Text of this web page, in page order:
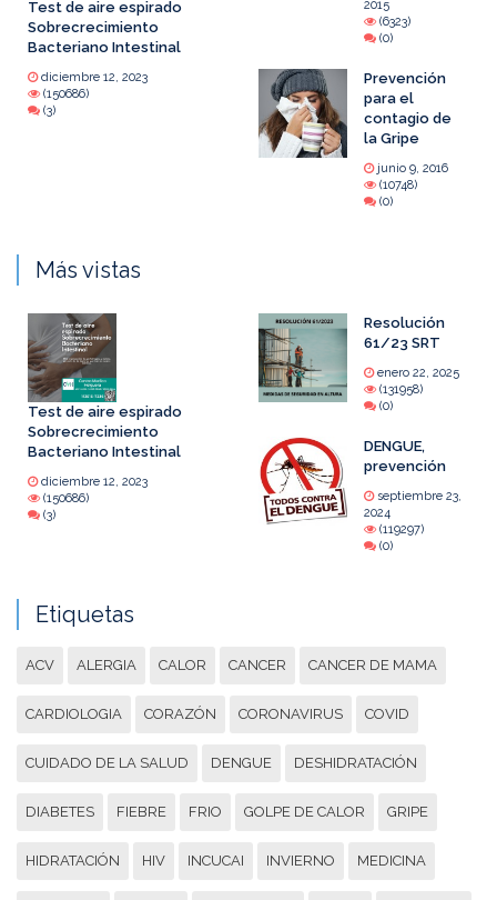
Test de aire espirado
Sobrecrecimiento
Bacteriano Intestinal
diciembre 12, 2023
(150686)
(3)
2015
(6323)
(0)
Prevención
para el
contagio de
la Gripe
junio 9, 2016
(10748)
(0)
Más vistas
Test de aire espirado
Sobrecrecimiento
Bacteriano Intestinal
diciembre 12, 2023
(150686)
(3)
Resolución
61/23 SRT
enero 22, 2025
(131958)
(0)
DENGUE,
prevención
septiembre 23,
2024
(119297)
(0)
Etiquetas
ACV ALERGIA CALOR CANCER CANCER DE MAMA
CARDIOLOGIA CORAZÓN CORONAVIRUS COVID
CUIDADO DE LA SALUD DENGUE DESHIDRATACIÓN
DIABETES FIEBRE FRIO GOLPE DE CALOR GRIPE
HIDRATACIÓN HIV INCUCAI INVIERNO MEDICINA